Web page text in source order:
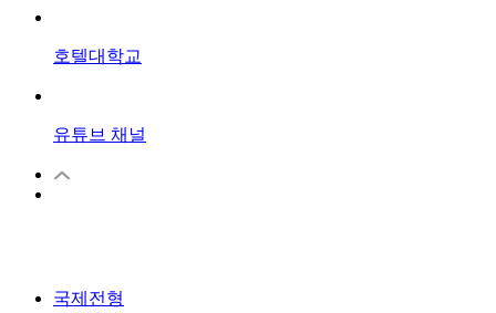
호텔대학교
유튜브 채널
국제전형